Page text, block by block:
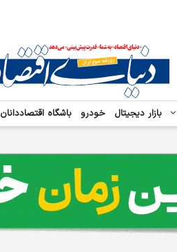
بازار دیجیتال خودرو باشگاه اقتصاددانان